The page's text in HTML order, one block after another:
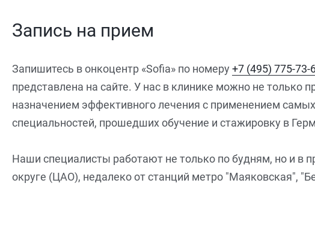
Запись на прием
Запишитесь в онкоцентр «Sofia» по номеру+7 (495) 775-73-
представлена на сайте. У нас в клинике можно не только
назначением эффективного лечения с применением
специальностей, прошедших обучение и стажировку в
Наши специалисты работают не только по будням, но и в
округе (ЦАО), недалеко от станций метро "Маяковская",